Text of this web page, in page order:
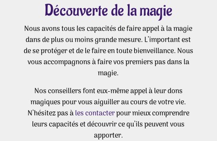
Découverte de la magie
Nous avons tous les capacités de faire appel à la magie
dans de plus ou moins grande mesure. L’important est
de se protéger et de le faire en toute bienveillance. Nous
vous accompagnons à faire vos premiers pas dans la
magie.
Nos conseillers font eux-même appel à leur dons
magiques pour vous aiguiller au cours de votre vie.
N’hésitez pas àles contacterpour mieux comprendre
leurs capacités et découvrir ce qu’ils peuvent vous
apporter.